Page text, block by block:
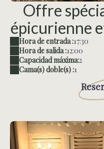
Offre
épicurienne
Hora de entrada :17:30
Hora de salida :12:00
Capacidad máxima:2
Cama(s) doble(s) :1